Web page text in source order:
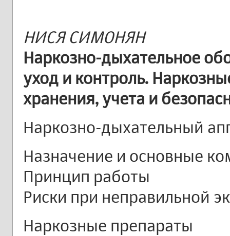
НИСЯ СИМОНЯН
Наркозно-дыхательное
уход и контроль.
хранения, учета и
Наркозно-дыхательный
Назначение и основные
Принцип работы
Риски при неправильной
Наркозные препараты